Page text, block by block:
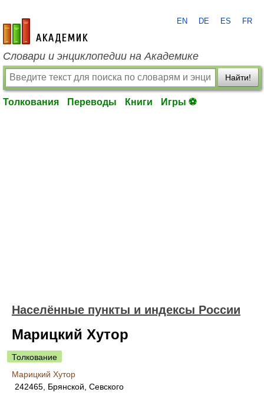
academic.ru
EN DE ES FR
Словари и энциклопедии на Академике
Найти!
Толкования Переводы Книги Игры ⚽
Населённые пункты и индексы России
Марицкий Хутор
Толкование
Марицкий Хутор
242465, Брянской, Севского